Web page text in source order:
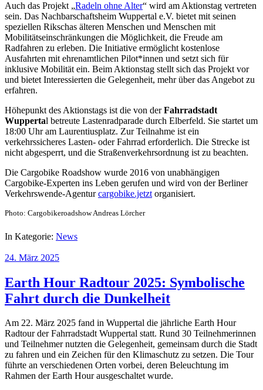
Auch das Projekt „Radeln ohne Alter“ wird am Aktionstag vertreten
sein. Das Nachbarschaftsheim Wuppertal e.V. bietet mit seinen
speziellen Rikschas älteren Menschen und Menschen mit
Mobilitätseinschränkungen die Möglichkeit, die Freude am
Radfahren zu erleben. Die Initiative ermöglicht kostenlose
Ausfahrten mit ehrenamtlichen Pilot*innen und setzt sich für
inklusive Mobilität ein. Beim Aktionstag stellt sich das Projekt vor
und bietet Interessierten die Gelegenheit, mehr über das Angebot zu
erfahren.
Höhepunkt des Aktionstags ist die von derFahrradstadt
Wuppertal betreute Lastenradparade durch Elberfeld. Sie startet um
18:00 Uhr am Laurentiusplatz. Zur Teilnahme ist ein
verkehrssicheres Lasten- oder Fahrrad erforderlich. Die Strecke ist
nicht abgesperrt, und die Straßenverkehrsordnung ist zu beachten.
Die Cargobike Roadshow wurde 2016 von unabhängigen
Cargobike-Experten ins Leben gerufen und wird von der Berliner
Verkehrswende-Agenturcargobike.jetzt organisiert.
Photo: Cargobikeroadshow Andreas Lörcher
In Kategorie: News
24. März 2025
Earth Hour Radtour 2025: Symbolische
Fahrt durch die Dunkelheit
Am 22. März 2025 fand in Wuppertal die jährliche Earth Hour
Radtour der Fahrradstadt Wuppertal statt. Rund 30 Teilnehmerinnen
und Teilnehmer nutzten die Gelegenheit, gemeinsam durch die Stadt
zu fahren und ein Zeichen für den Klimaschutz zu setzen. Die Tour
führte an verschiedenen Orten vorbei, deren Beleuchtung im
Rahmen der Earth Hour ausgeschaltet wurde.